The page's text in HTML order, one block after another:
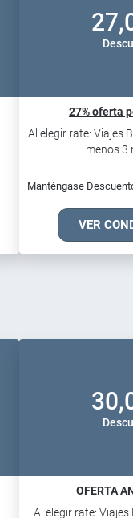
27% oferta
Al elegir rate: Viajes
menos 3
Manténgase
VER
OFERTA
Al elegir rate: